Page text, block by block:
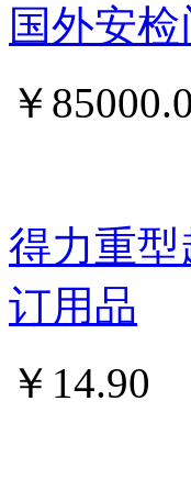
国外安检
￥
得力重
订用品
￥ 14.90